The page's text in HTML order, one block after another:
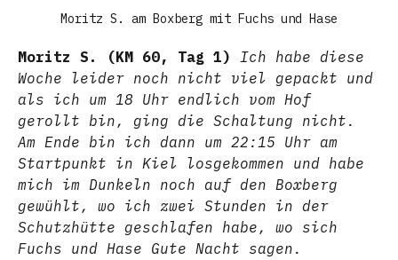
Moritz S. am Boxberg mit Fuchs und Hase
Moritz S. (KM 60, Tag 1) Ich habe diese
Woche leider noch nicht viel gepackt und
als ich um 18 Uhr endlich vom Hof
gerollt bin, ging die Schaltung nicht.
Am Ende bin ich dann um 22:15 Uhr am
Startpunkt in Kiel losgekommen und habe
mich im Dunkeln noch auf den Boxberg
gewühlt, wo ich zwei Stunden in der
Schutzhütte geschlafen habe, wo sich
Fuchs und Hase Gute Nacht sagen.